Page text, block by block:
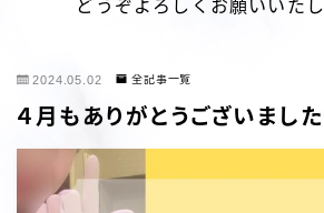
どうぞよろしくお願いいた
2024.05.02 全記事一覧
４月もありがとうございました！